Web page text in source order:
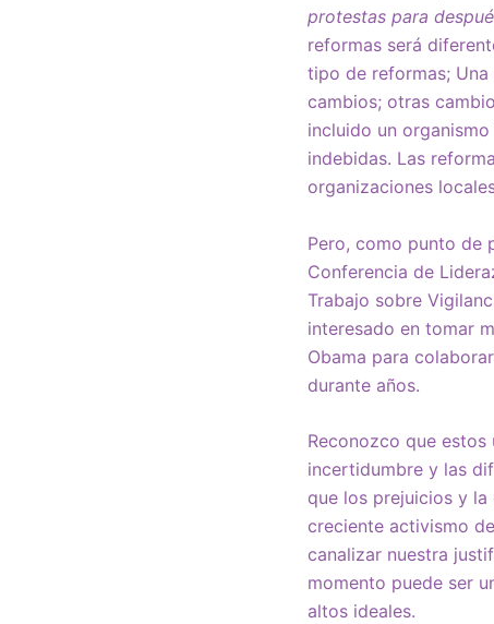
protestas para
reformas será
tipo de reformas;
cambios; otras
incluido un
indebidas. Las
organizaciones
Pero, como punto de
Conferencia de
Trabajo sobre
interesado en tomar
Obama para
durante años.
Reconozco que
incertidumbre y las
que los prejuicios y la
creciente activismo
canalizar nuestra
momento puede ser
altos ideales.